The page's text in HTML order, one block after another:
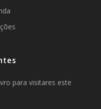
para visitares este